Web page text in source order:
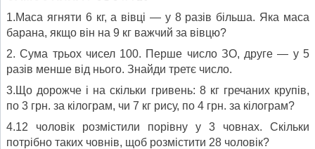
1.Маса ягняти 6 кг, а вівці — у 8 разів більша. Яка маса
барана, якщо він на 9 кг важчий за вівцю?
2. Сума трьох чисел 100. Перше число ЗО, друге — у 5
разів менше від нього. Знайди третє число.
3.Що дорожче і на скільки гривень: 8 кг гречаних крупів,
по 3 грн. за кілограм, чи 7 кг рису, по 4 грн. за кілограм?
4.12 чоловік розмістили порівну у 3 човнах. Скільки
потрібно таких човнів, щоб розмістити 28 чоловік?